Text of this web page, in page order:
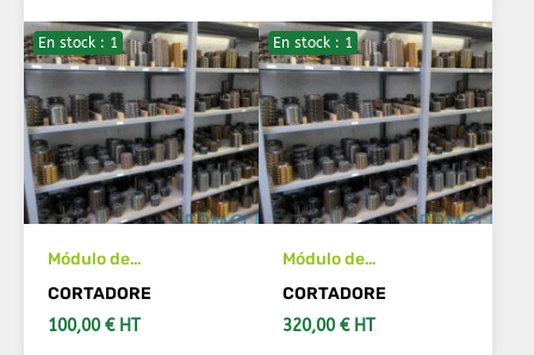
AÑADIR AL CARRITO AÑADIR AL CARRITO
En stock : 1
Módulo de
herramientas de
cuchillo 2 Acabado
CORTADORE
100,00 € HT
En stock : 1
Módulo de
herramientas de
cuchillo 2 Acabado
CORTADORE
320,00 € HT